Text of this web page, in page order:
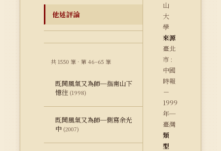
他述評論
共 1550 筆 · 第 46–65 筆
既開風氣又為師─指南山下
憶往 (1998)
既開風氣又為師─側寫余光
中 (2007)
山
大
學
來源
臺北
市 :
中國
時報
－
1999
年─
臺灣
類
型